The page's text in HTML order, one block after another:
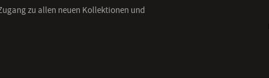
zu allen neuen Kollektionen und